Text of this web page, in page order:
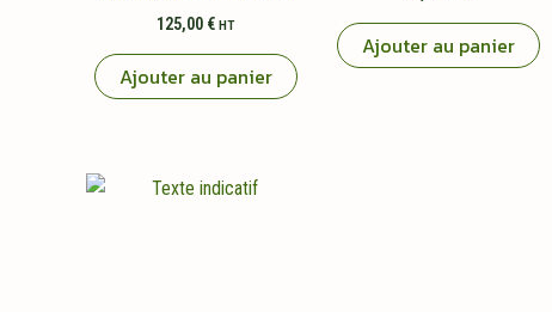
125,00 € HT
Ajouter au panier
Ajouter au panier